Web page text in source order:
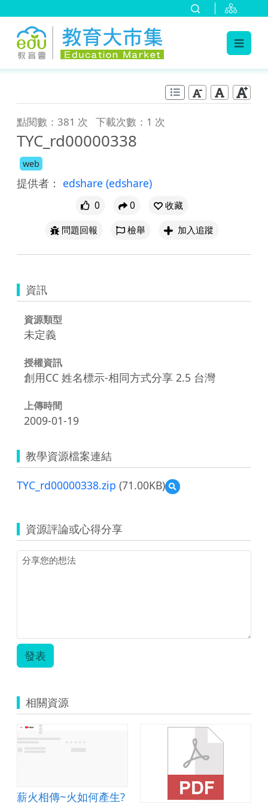
點閱數：381 次 下載次數：1 次
TYC_rd00000338
web
提供者： edshare (edshare)
0 0
收藏
問題回報
檢舉 加入追蹤
資訊
資源類型
未定義
授權資訊
創用CC 姓名標示-相同方式分享 2.5 台灣
上傳時間
2009-01-19
教學資源檔案連結
TYC_rd00000338.zip (71.00KB)
預
覽
資源評論或心得分享
發表
相關資源
薪火相傳~火如何產生?